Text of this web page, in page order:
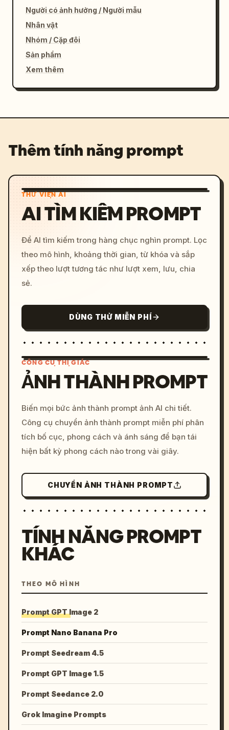
Người có ảnh hưởng / Người mẫu
Nhân vật
Nhóm / Cặp đôi
Sản phẩm
Xem thêm
Thêm tính năng prompt
THƯ VIỆN AI
AI TÌM KIẾM PROMPT
Để AI tìm kiếm trong hàng chục nghìn prompt. Lọc
theo mô hình, khoảng thời gian, từ khóa và sắp
xếp theo lượt tương tác như lượt xem, lưu, chia
sẻ.
DÙNG THỬ MIỄN PHÍ
c, cyberpunk sunset, neon
colors, 8k --v 6.0
CÔNG CỤ THỊ GIÁC
ẢNH THÀNH PROMPT
Biến mọi bức ảnh thành prompt ảnh AI chi tiết.
Công cụ chuyển ảnh thành prompt miễn phí phân
tích bố cục, phong cách và ánh sáng để bạn tái
hiện bất kỳ phong cách nào trong vài giây.
CHUYỂN ẢNH THÀNH PROMPT
TÍNH NĂNG PROMPT
KHÁC
THEO MÔ HÌNH
Prompt GPT Image 2
Prompt Nano Banana Pro
Prompt Seedream 4.5
Prompt GPT Image 1.5
Prompt Seedance 2.0
Grok Imagine Prompts